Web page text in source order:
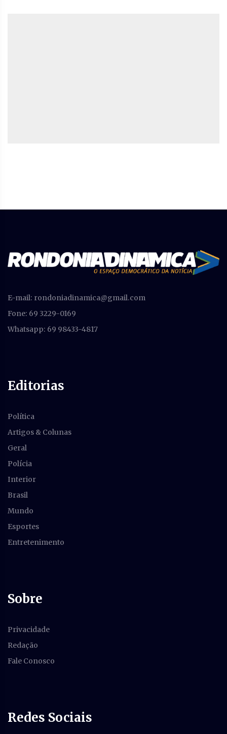
E-mail: rondoniadinamica@gmail.com
Fone: 69 3229-0169
Whatsapp: 69 98433-4817
Editorias
Política
Artigos & Colunas
Geral
Polícia
Interior
Brasil
Mundo
Esportes
Entretenimento
Sobre
Privacidade
Redação
Fale Conosco
Redes Sociais